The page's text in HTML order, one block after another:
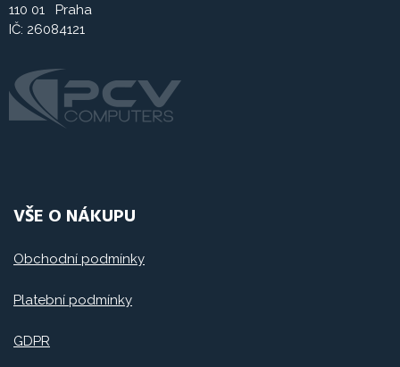
110 01 Praha
IČ: 26084121
VŠE O NÁKUPU
Obchodní podmínky
Platební podmínky
GDPR